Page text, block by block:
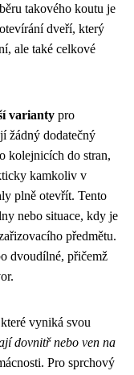
takového koutu je
dveří, který
ale také celkové
varianty pro
žádný dodatečný
kolejnicích do stran,
kamkoliv v
plně otevřít. Tento
nebo situace, kdy je
předmětu.
dvoudílné, přičemž
vyniká svou
dovnitř nebo ven na
Pro sprchový